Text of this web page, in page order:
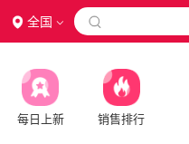
全国 
每日上新 销售排行